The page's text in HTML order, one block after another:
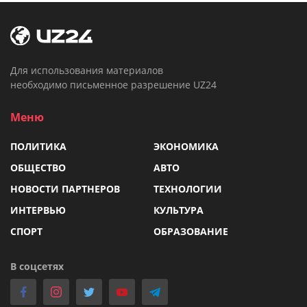
Для использования материалов
необходимо письменное разрешение UZ24
Меню
ПОЛИТИКА
ЭКОНОМИКА
ОБЩЕСТВО
АВТО
НОВОСТИ ПАРТНЕРОВ
ТЕХНОЛОГИИ
ИНТЕРВЬЮ
КУЛЬТУРА
СПОРТ
ОБРАЗОВАНИЕ
В соцсетях